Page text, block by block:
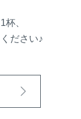
、
ださい♪